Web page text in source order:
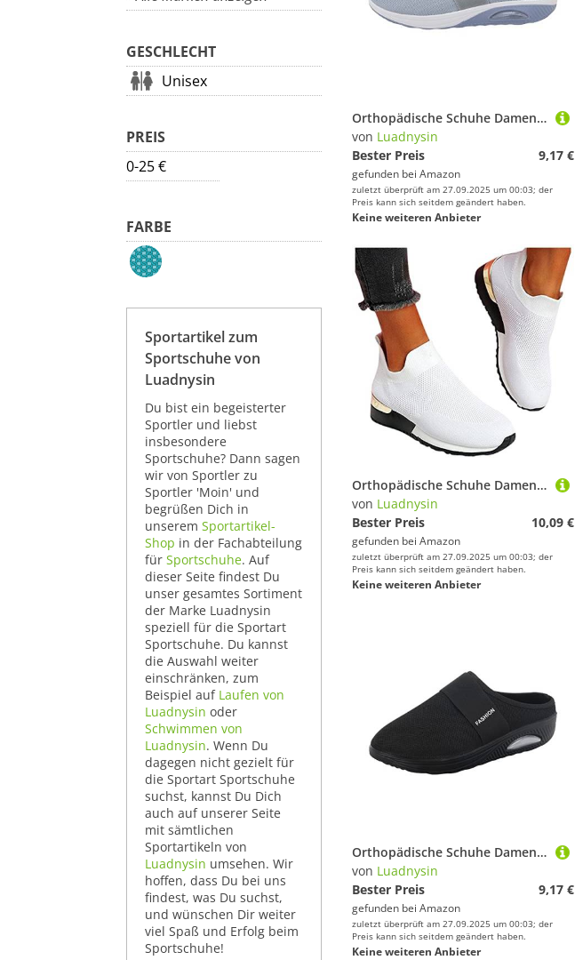
GESCHLECHT
Unisex
PREIS
0-25 €
FARBE
Sportartikel zum
Sportschuhe von
Luadnysin
Du bist ein begeisterter
Sportler und liebst
insbesondere
Sportschuhe? Dann sagen
wir von Sportler zu
Sportler 'Moin' und
begrüßen Dich in
unserem Sportartikel-
Shop in der Fachabteilung
für Sportschuhe. Auf
dieser Seite findest Du
unser gesamtes Sortiment
der Marke Luadnysin
speziell für die Sportart
Sportschuhe. Du kannst
die Auswahl weiter
einschränken, zum
Beispiel auf Laufen von
Luadnysin oder
Schwimmen von
Luadnysin. Wenn Du
dagegen nicht gezielt für
die Sportart Sportschuhe
suchst, kannst Du Dich
auch auf unserer Seite
mit sämtlichen
Sportartikeln von
Luadnysin umsehen. Wir
hoffen, dass Du bei uns
findest, was Du suchst,
und wünschen Dir weiter
viel Spaß und Erfolg beim
Sportschuhe!
Orthopädische Schuhe Damen Air Cushion Diabetiker Schuhe Mit Luftkissen Lässige Slip On Walkingschuhe Sandalen Wmshoes Nettjade Joggingschuhe Laufschuhe Sportschuhe Turnschuhe Sneaker Damen
von Luadnysin
Bester Preis
9,17 €
gefunden bei Amazon
zuletzt überprüft am 27.09.2025 um 00:03; der
Preis kann sich seitdem geändert haben.
Keine weiteren Anbieter
Orthopädische Schuhe Damen Air Cushion Diabetiker Schuhe Mit Luftkissen Lässige Slip On Walkingschuhe Sandalen Wmshoes Nettjade Joggingschuhe Laufschuhe Sportschuhe Turnschuhe Sneaker Damen
von Luadnysin
Bester Preis
10,09 €
gefunden bei Amazon
zuletzt überprüft am 27.09.2025 um 00:03; der
Preis kann sich seitdem geändert haben.
Keine weiteren Anbieter
Orthopädische Schuhe Damen Air Cushion Diabetiker Schuhe Mit Luftkissen Lässige Slip On Walkingschuhe Sandalen Wmshoes Nettjade Joggingschuhe Laufschuhe Sportschuhe Turnschuhe Sneaker Damen
von Luadnysin
Bester Preis
9,17 €
gefunden bei Amazon
zuletzt überprüft am 27.09.2025 um 00:03; der
Preis kann sich seitdem geändert haben.
Keine weiteren Anbieter